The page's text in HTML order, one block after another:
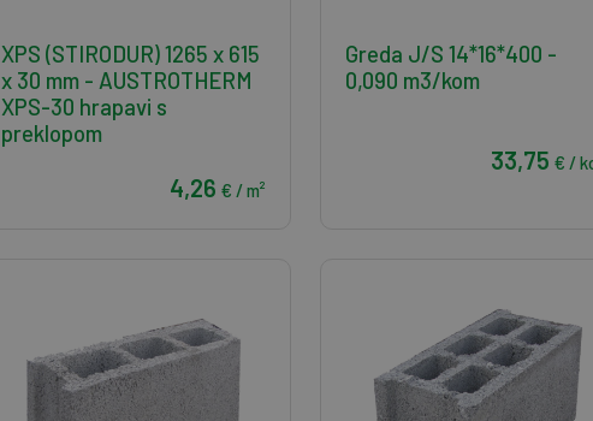
XPS (STIRODUR) 1265 x 615
x 30 mm - AUSTROTHERM
XPS-30 hrapavi s
preklopom
4,26 € / m²
Greda J/S 14*16*400 -
0,090 m3/kom
33,75 € /